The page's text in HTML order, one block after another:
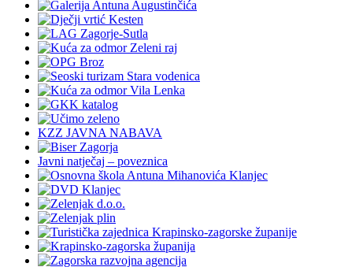
KZZ JAVNA NABAVA
Javni natječaj – poveznica